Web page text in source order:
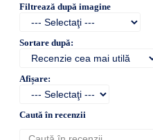
Filtrează după imagine
Sortare după:
Afișare:
Caută în recenzii